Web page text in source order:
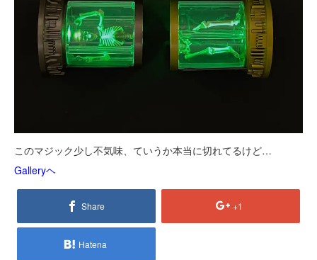
このマジック少し不気味、ていうか本当に切れてるけど…
Galleryヘ
Share +1
Hatena